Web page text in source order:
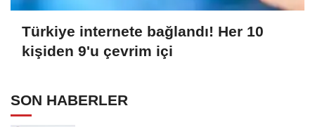
Türkiye internete bağlandı! Her 10
kişiden 9'u çevrim içi
SON HABERLER